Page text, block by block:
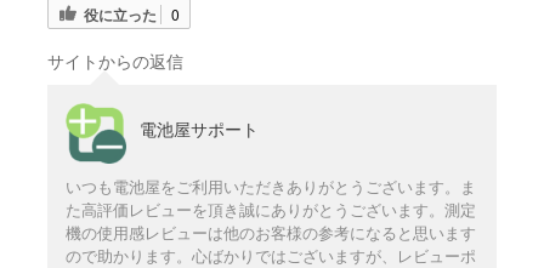
役に立った 0
サイトからの返信
電池屋サポート
いつも電池屋をご利用いただきありがとうございます。ま
た高評価レビューを頂き誠にありがとうございます。測定
機の使用感レビューは他のお客様の参考になると思います
ので助かります。心ばかりではございますが、レビューポ